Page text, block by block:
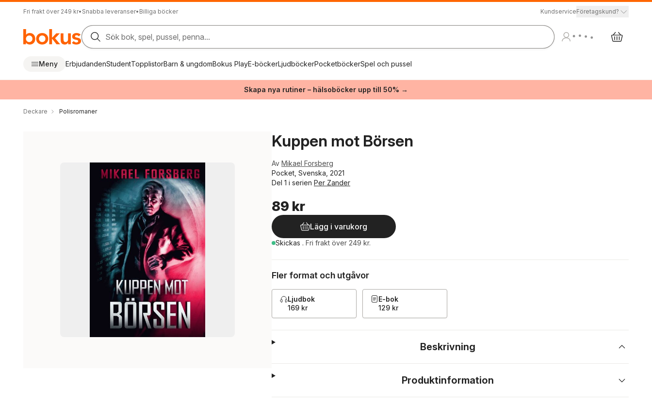
Fri frakt över 249 kr• Snabba leveranser• Billiga böcker KundserviceFöretagskund?
Sök bok, spel, pussel, penna...
Meny ErbjudandenStudentTopplistorBarn & ungdomBokus PlayE-böckerLjudböckerPocketböckerSpel och pussel
Skapa nya rutiner – hälsoböcker upp till 50% →
Deckare Polisromaner
Kuppen mot Börsen
Av Mikael Forsberg
Pocket, Svenska, 2021
Del 1 i serien Per Zander
89 kr
Lägg i varukorg
Skickas . Fri frakt över 249 kr.
Fler format och utgåvor
Ljudbok
169 kr
E-bok
129 kr
Beskrivning
Produktinformation